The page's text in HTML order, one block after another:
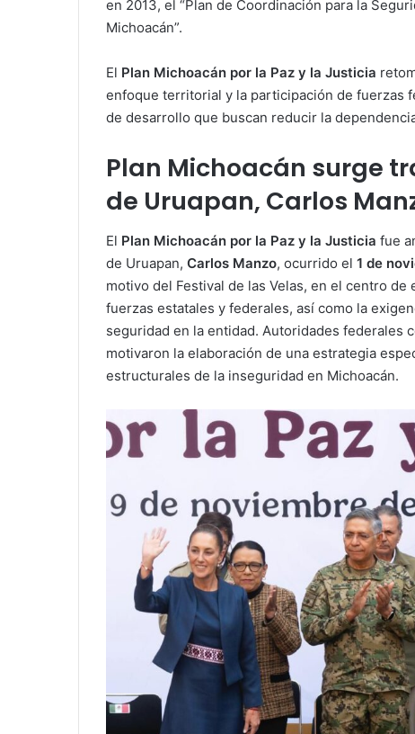
en 2013, el “Plan de Coordinación para la
Michoacán”.
El Plan Michoacán por la Paz y la Justicia
enfoque territorial y la participación de fuerzas
de desarrollo que buscan reducir la
Plan Michoacán surge
de Uruapan, Carlos
El Plan Michoacán por la Paz y la Justicia fue
de Uruapan, Carlos Manzo, ocurrido el 1 de
motivo del Festival de las Velas, en el centro
fuerzas estatales y federales, así como la
seguridad en la entidad. Autoridades federales
motivaron la elaboración de una estrategia
estructurales de la inseguridad en Michoacán.